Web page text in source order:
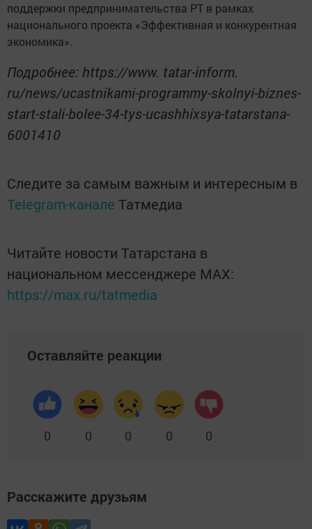
поддержки предпринимательства РТ в рамках
национального проекта «Эффективная и конкурентная
экономика».
Подробнее: https://www. tatar-inform.
ru/news/ucastnikami-programmy-skolnyi-biznes-
start-stali-bolee-34-tys-ucashhixsya-tatarstana-
6001410
Следите за самым важным и интересным в
Telegram-канале Татмедиа
Читайте новости Татарстана в
национальном мессенджере MАХ:
https://max.ru/tatmedia
Оставляйте реакции
0 0 0 0 0
Расскажите друзьям